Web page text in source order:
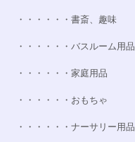
・・・・・・書斎、趣味
・・・・・・バスルーム用品
・・・・・・家庭用品
・・・・・・おもちゃ
・・・・・・ナーサリー用品